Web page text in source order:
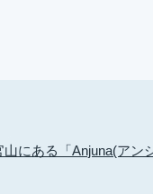
にある「Anjuna(アン